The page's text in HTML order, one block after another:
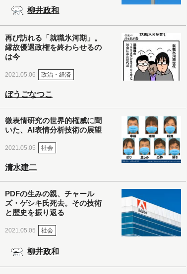
柳井政和
再び訪れる「就職氷河期」。
縁故優遇政権を終わらせるの
は今
2021.05.06 政治・経済
ぼうごなつこ
微表情研究の世界的権威に聞
いた、AI表情分析技術の展望
2021.05.05 社会
清水建二
PDFの生みの親、チャール
ズ・ゲシキ氏死去。その技術
と歴史を振り返る
2021.05.05 社会
柳井政和